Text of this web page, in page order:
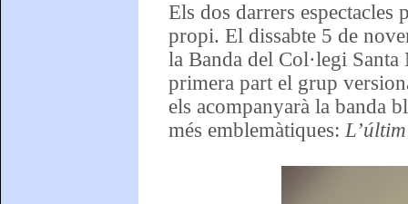
Els dos darrers espectacles
propi. El dissabte 5 de
la Banda del Col·legi
primera part el grup
els acompanyarà la banda
més emblemàtiques: